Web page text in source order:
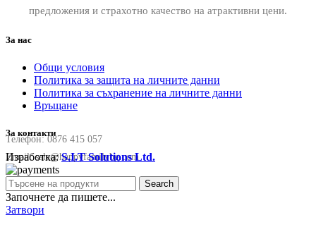
предложения и страхотно качество на атрактивни цени.
За нас
Общи условия
Политика за защита на личните данни
Политика за съхранение на личните данни
Връщане
За контакти
Телефон:0876 415 057
Email:sale@happyfamilybg.com
Изработка:S.I.T Solutions Ltd.
Search
Започнете да пишете...
Затвори